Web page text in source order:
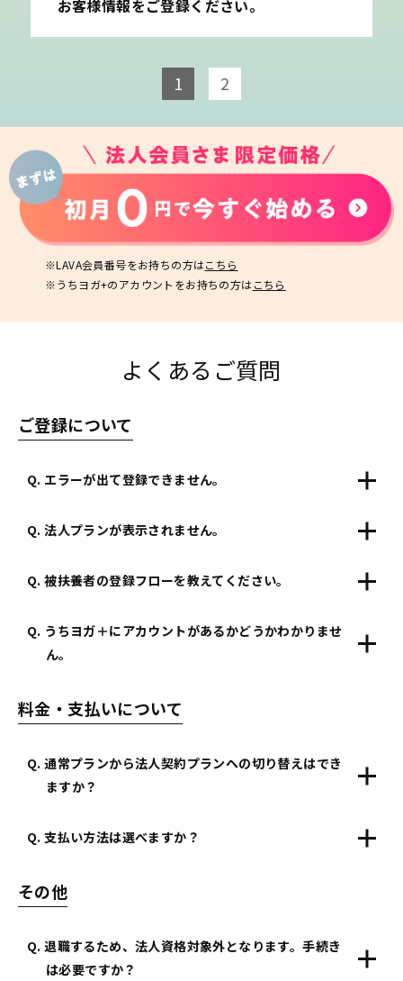
お客様情報をご登録ください。
1 2
※LAVA会員番号をお持ちの方はこちら
※うちヨガ+のアカウントをお持ちの方はこちら
よくあるご質問
ご登録について
Q. エラーが出て登録できません。
Q. 法人プランが表示されません。
Q. 被扶養者の登録フローを教えてください。
Q. うちヨガ＋にアカウントがあるかどうかわかりませ
ん。
料金・支払いについて
Q. 通常プランから法人契約プランへの切り替えはでき
ますか？
Q. 支払い方法は選べますか？
その他
Q. 退職するため、法人資格対象外となります。手続き
は必要ですか？